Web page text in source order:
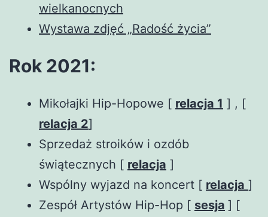
wielkanocnych
Wystawa zdjęć „Radość życia”
Rok 2021:
Mikołajki Hip-Hopowe [ relacja 1 ] , [
relacja 2]
Sprzedaż stroików i ozdób
świątecznych [ relacja ]
Wspólny wyjazd na koncert [ relacja ]
Zespół Artystów Hip-Hop [ sesja ] [